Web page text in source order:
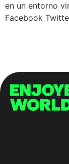
en un entorno
Facebook